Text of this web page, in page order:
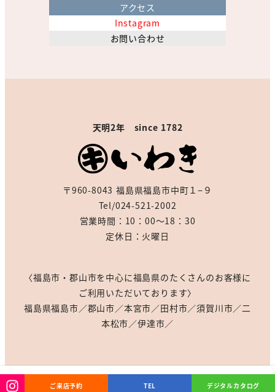
アクセス
Instagram
お問い合わせ
天明2年 since 1782
〒960-8043 福島県福島市中町１−９
Tel/024-521-2002
営業時間：10：00～18：30
定休日：火曜日
〈福島市・郡山市を中心に福島県のたくさんのお客様に
ご利用いただいております〉
福島県福島市／郡山市／本宮市／田村市／須賀川市／二
本松市／伊達市／
ご来店予約 TEL デジタルカタログ